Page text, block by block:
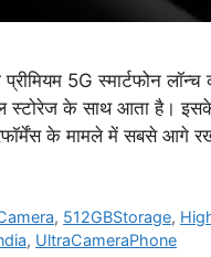
5G स्मार्टफोन
स्टोरेज के साथ आता है।
के मामले में सबसे आगे
, 512GBStorage,
, UltraCameraPhone